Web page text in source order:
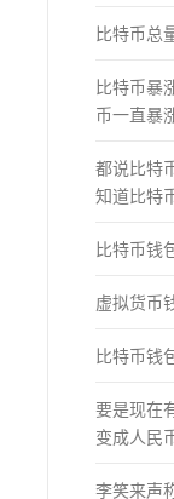
比特币总
比特币暴
币一直暴
都说比特
知道比特
比特币钱
虚拟货币
比特币钱
要是现在
变成人民
李笑来声